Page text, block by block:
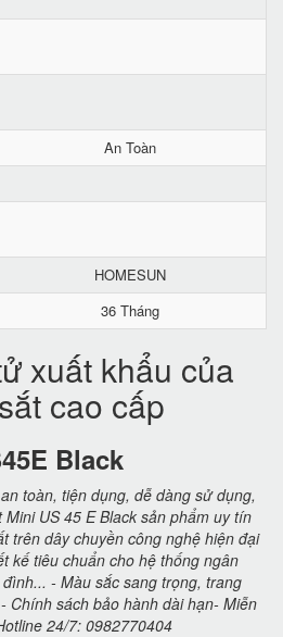
An Toàn
HOMESUN
36 Tháng
xuất khẩu của
cao cấp
Black
toàn, tiện dụng, dễ dàng sử dụng,
US 45 E Black sản phẩm uy tín
trên dây chuyền công nghệ hiện đại
kế tiêu chuẩn cho hệ thống ngân
- Màu sắc sang trọng, trang
Chính sách bảo hành dài hạn- Miễn
24/7: 0982770404